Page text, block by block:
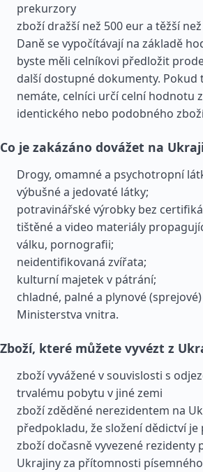
prekurzory
zboží dražší než 500 eur a těžší
Daně se vypočítávají na základě
byste měli celníkovi předložit
další dostupné dokumenty.
nemáte, celníci určí celní hodnotu
identického nebo podobného
Co je zakázáno dovážet na
Drogy, omamné a psychotropní
výbušné a jedovaté látky;
potravinářské výrobky bez
tištěné a video materiály
válku, pornografii;
neidentifikovaná zvířata;
kulturní majetek v pátrání;
chladné, palné a plynové
Ministerstva vnitra.
Zboží, které můžete vyvézt z
zboží vyvážené v souvislosti s
trvalému pobytu v jiné zemi
zboží zděděné nerezidentem na
předpokladu, že složení dědictví
zboží dočasně vyvezené rezidenty
Ukrajiny za přítomnosti